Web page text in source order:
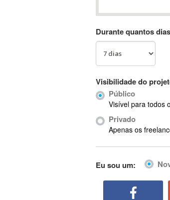
Ab Initio
ABIS
AbleCommerce
Ableton Live
Abstract Window Toolkit
Durante quantos
Visibilidade do
Público
Visível para todos
Privado
Apenas os
Eu sou um: